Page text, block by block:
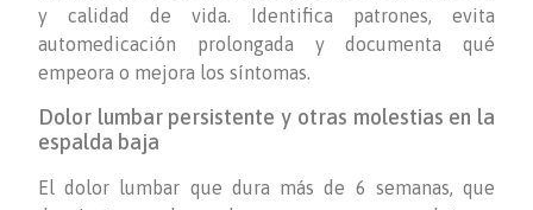
y calidad de vida. Identifica patrones, evita
automedicación prolongada y documenta qué
empeora o mejora los síntomas.
Dolor lumbar persistente y otras molestias en la
espalda baja
El dolor lumbar que dura más de 6 semanas, que